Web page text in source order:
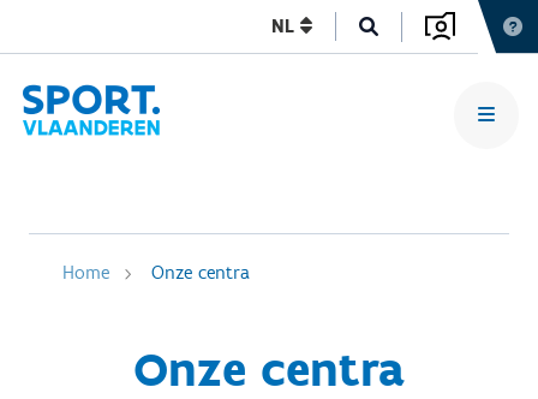
NL
Home Onze centra
Onze centra